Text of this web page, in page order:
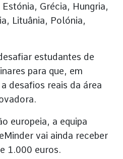
Grécia, Hungria,
Lituânia, Polónia,
estudantes de
para que, em
desafios reais da área
europeia, a equipa
vai ainda receber
1.000 euros.